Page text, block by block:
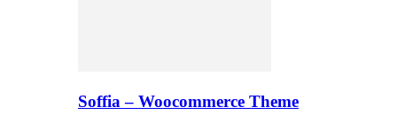
Soffia – Woocommerce Theme